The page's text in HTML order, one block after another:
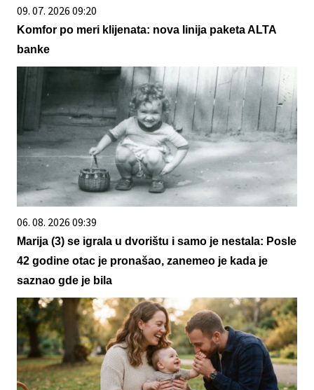
09. 07. 2026 09:20
Komfor po meri klijenata: nova linija paketa ALTA
banke
06. 08. 2026 09:39
Marija (3) se igrala u dvorištu i samo je nestala: Posle
42 godine otac je pronašao, zanemeo je kada je
saznao gde je bila